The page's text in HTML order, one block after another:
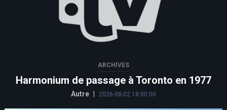
ARCHIVES
Harmonium de passage à Toronto en 1977
Autre 2026-08-02 18:00:00